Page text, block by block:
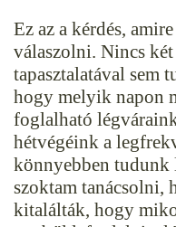
Ez az a kérdés,
válaszolni. Nincs
tapasztalatával sem
hogy melyik napon
foglalható
hétvégéink a
könnyebben
szoktam tanácsolni,
kitalálták, hogy